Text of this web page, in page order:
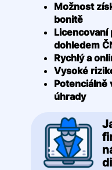
Možnost
bonitě
Licencovaní
dohledem
Rychlý a
Vysoké
Potenciálně
úhrady